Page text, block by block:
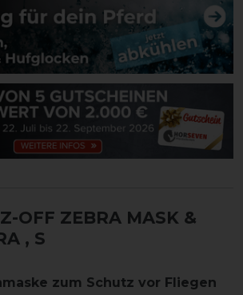
OFF ZEBRA MASK &
, S
zum Schutz vor Fliegen